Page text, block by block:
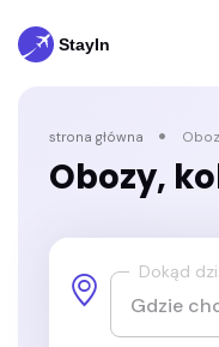
strona główna
Obozy,
Dokąd